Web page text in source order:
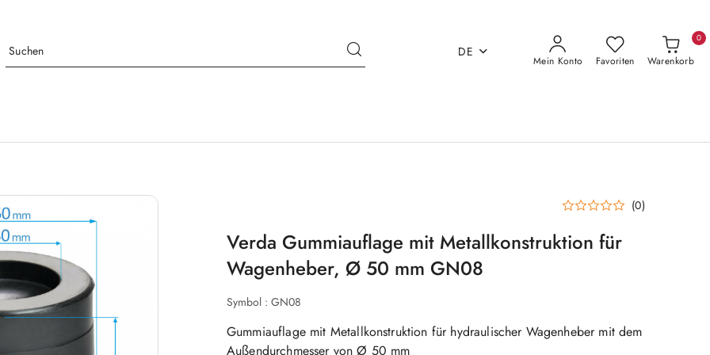
DE
Mein Konto Favoriten Warenkorb
0
(0)
Verda Gummiauflage mit Metallkonstruktion für
Wagenheber, Ø 50 mm GN08
Symbol : GN08
Gummiauflage mit Metallkonstruktion für hydraulischer Wagenheber mit dem
Außendurchmesser von Ø 50 mm